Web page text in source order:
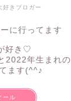
好きブロガー
に行ってます
好き♡
2022年生まれの
ます(^^♪
ール